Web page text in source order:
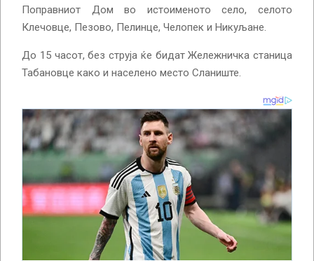
Поправниот Дом во истоименото село, селото
Клечовце, Пезово, Пелинце, Челопек и Никуљане.
До 15 часот, без струја ќе бидат Жележничка станица
Табановце како и населено место Сланиште.